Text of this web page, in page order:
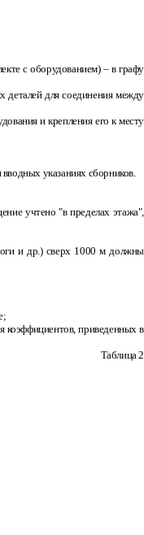
с оборудованием) – в графу
деталей для соединения между
и крепления его к месту
указаниях сборников.
учтено "в пределах этажа",
и др.) сверх 1000 м должны
коэффициентов, приведенных в
Таблица 2